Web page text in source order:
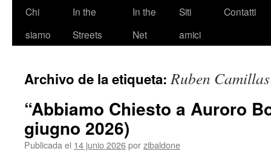
Saltar
Chi
siamo
In the
Streets
In the
Net
Siti
amici
Contatti
Archivo de la etiqueta:Ruben Camillas
“Abbiamo Chiesto a Auroro
giugno 2026)
Publicada el 14 junio 2026porzibaldone